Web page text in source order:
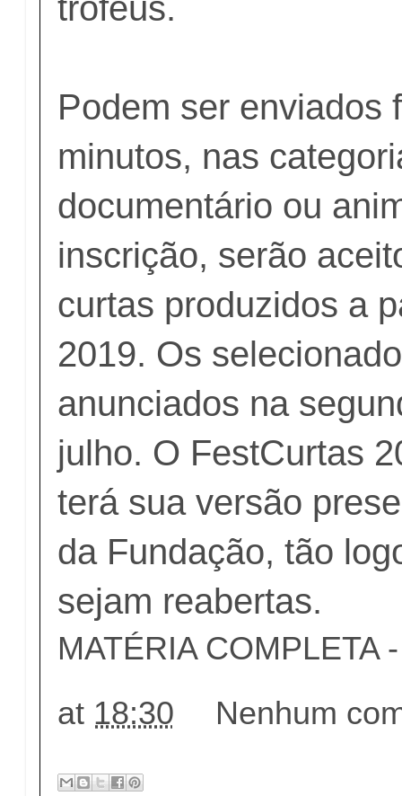
Podem ser enviados
minutos, nas
documentário ou
inscrição, serão
curtas produzidos a
2019. Os
anunciados na
julho. O FestCurtas
terá sua versão
da Fundação, tão
sejam reabertas.
MATÉRIA COMPLETA
at 18:30 Nenhum